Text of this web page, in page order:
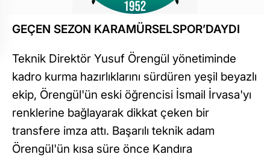
GEÇEN SEZON KARAMÜRSELSPOR’DAYDI
Teknik Direktör Yusuf Örengül yönetiminde
kadro kurma hazırlıklarını sürdüren yeşil beyazlı
ekip, Örengül'ün eski öğrencisi İsmail İrvasa'yı
renklerine bağlayarak dikkat çeken bir
transfere imza attı. Başarılı teknik adam
Örengül'ün kısa süre önce Kandıra